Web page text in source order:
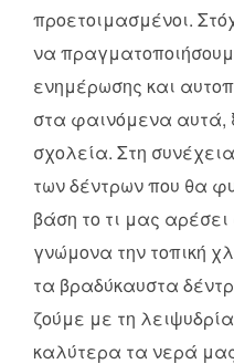
προετοιμασμένοι.
να
ενημέρωσης και
στα φαινόμενα αυτά,
σχολεία. Στη
των δέντρων που θα
βάση το τι μας
γνώμονα την τοπική
τα βραδύκαυστα
ζούμε με τη
καλύτερα τα νερά